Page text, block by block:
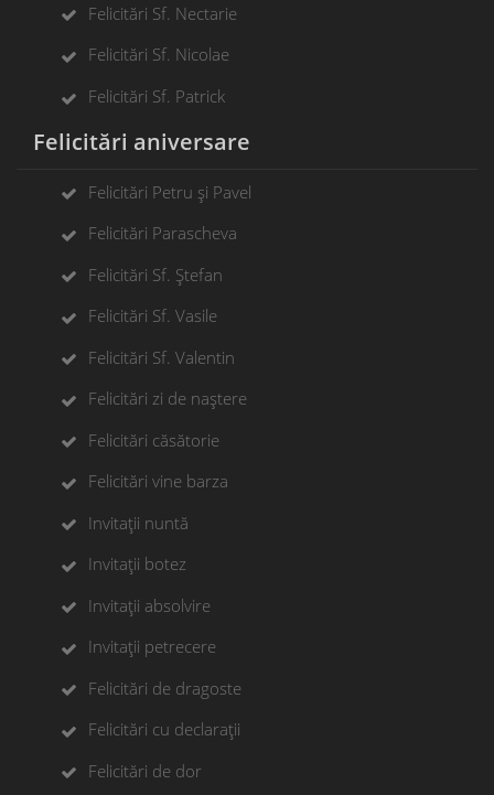
Felicitări Sf. Nectarie
Felicitări Sf. Nicolae
Felicitări Sf. Patrick
Felicitări aniversare
Felicitări Petru și Pavel
Felicitări Parascheva
Felicitări Sf. Ștefan
Felicitări Sf. Vasile
Felicitări Sf. Valentin
Felicitări zi de naștere
Felicitări căsătorie
Felicitări vine barza
Invitații nuntă
Invitații botez
Invitații absolvire
Invitații petrecere
Felicitări de dragoste
Felicitări cu declarații
Felicitări de dor